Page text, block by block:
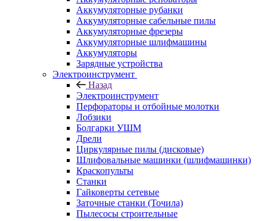
Аккумуляторные рубанки
Аккумуляторные сабельные пилы
Аккумуляторные фрезеры
Аккумуляторные шлифмашины
Аккумуляторы
Зарядные устройства
Электроинструмент
Назад
Электроинструмент
Перфораторы и отбойные молотки
Лобзики
Болгарки УШМ
Дрели
Циркулярные пилы (дисковые)
Шлифовальные машинки (шлифмашинки)
Краскопульты
Станки
Гайковерты сетевые
Заточные станки (Точила)
Пылесосы строительные